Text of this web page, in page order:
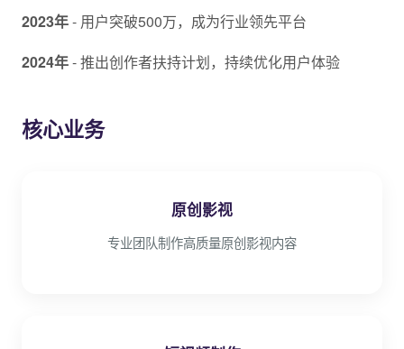
2023年- 用户突破500万，成为行业领先平台
2024年- 推出创作者扶持计划，持续优化用户体验
核心业务
原创影视
专业团队制作高质量原创影视内容